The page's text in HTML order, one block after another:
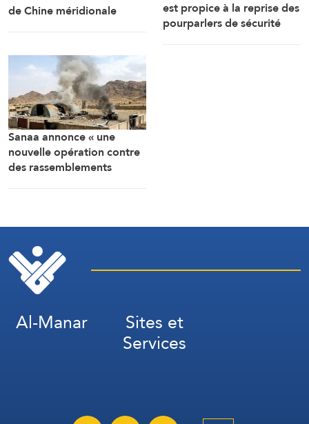
de Chine méridionale
Philippines
est propice à la reprise des
pourparlers de sécurité
Sanaa annonce « une
nouvelle opération contre
des rassemblements
Al-Manar Sites et
Services